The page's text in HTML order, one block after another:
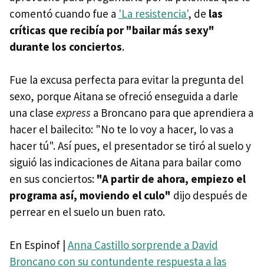
comentó cuando fue a 'La resistencia', de las
críticas que recibía por "bailar más sexy"
durante los conciertos.
Fue la excusa perfecta para evitar la pregunta del
sexo, porque Aitana se ofreció enseguida a darle
una clase express a Broncano para que aprendiera a
hacer el bailecito: "No te lo voy a hacer, lo vas a
hacer tú". Así pues, el presentador se tiró al suelo y
siguió las indicaciones de Aitana para bailar como
en sus conciertos: "A partir de ahora, empiezo el
programa así, moviendo el culo" dijo después de
perrear en el suelo un buen rato.
En Espinof | Anna Castillo sorprende a David
Broncano con su contundente respuesta a las